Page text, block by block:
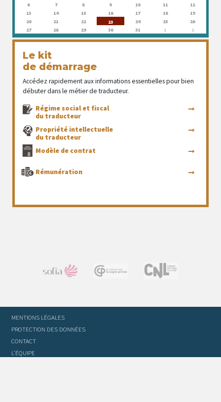
6
7 8 9 10 11
12
13
14 15 16 17 18
19
20
21 22 23 24 25
26
27
28 29 30 31 1 2
Le kit
de démarrage
Accédez rapidement aux informations essentielles pour bien
débuter dans le métier de traducteur.
Régime social et fiscal
du traducteur
Propriété intellectuelle
du traducteur
Modèle de contrat
Rémunération
MENTIONS LÉGALES
PROTECTION DES DONNÉES
CONTACT
L’ÉQUIPE